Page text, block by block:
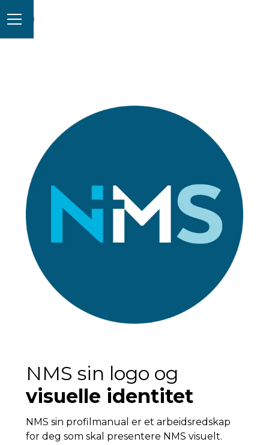
NMS sin logo og
visuelle identitet
NMS sin profilmanual er et arbeidsredskap
for deg som skal presentere NMS visuelt.